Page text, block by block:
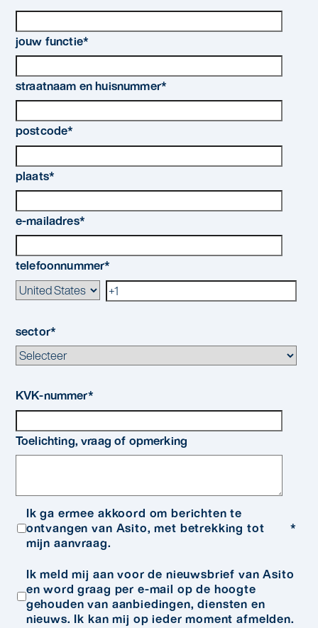
jouw functie*
straatnaam en huisnummer*
postcode*
plaats*
e-mailadres*
telefoonnummer*
sector*
KVK-nummer*
Toelichting, vraag of opmerking
Ik ga ermee akkoord om berichten te
ontvangen van Asito, met betrekking tot
mijn aanvraag.
*
Ik meld mij aan voor de nieuwsbrief van Asito
en word graag per e-mail op de hoogte
gehouden van aanbiedingen, diensten en
nieuws. Ik kan mij op ieder moment afmelden.